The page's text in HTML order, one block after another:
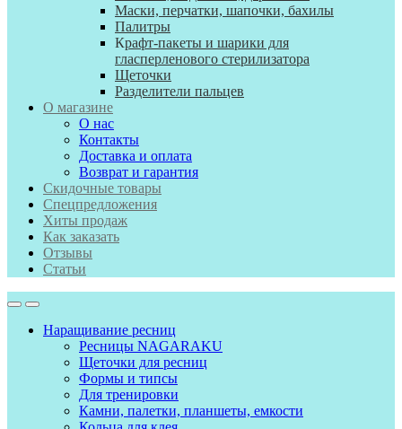
Маски, перчатки, шапочки, бахилы
Палитры
Крафт-пакеты и шарики для
гласперленового стерилизатора
Щеточки
Разделители пальцев
О магазине
О нас
Контакты
Доставка и оплата
Возврат и гарантия
Скидочные товары
Спецпредложения
Хиты продаж
Как заказать
Отзывы
Статьи
Наращивание ресниц
Ресницы NAGARAKU
Щеточки для ресниц
Формы и типсы
Для тренировки
Камни, палетки, планшеты, емкости